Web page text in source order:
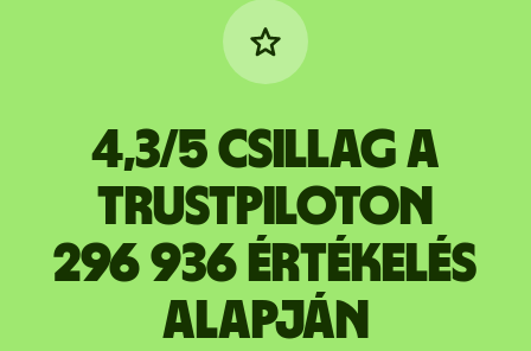
4,3/5 csillag a
Trustpiloton
296 936 értékelés
alapján